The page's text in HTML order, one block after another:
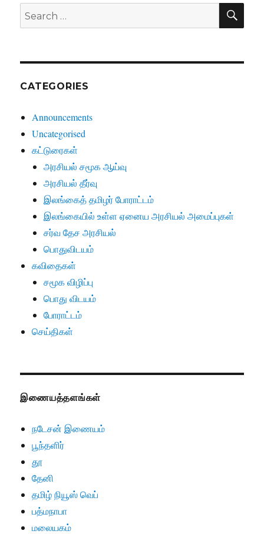
Search
for:
CATEGORIES
Announcements
Uncategorised
கட்டுரைகள்
அரசியல் சமூக ஆய்வு
அரசியல் தீர்வு
இலங்கைத் தமிழர் போராட்டம்
இலங்கையில் உள்ள ஏனைய அரசியல் அமைப்புகள்
சர்வ தேச அரசியல்
பொதுவிடயம்
கவிதைகள்
சமூக விழிப்பு
பொது விடயம்
போராட்டம்
செய்திகள்
இணையத்தளங்கள்
நடேசன் இணையம்
பூந்தளிர்
தூ
தேனி
தமிழ் நியூஸ் வெப்
பத்மநாபா
மலையகம்